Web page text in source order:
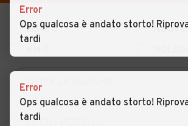
Auto Nuove
Noleggio a lungo termine
Auto d'epoca
Moto
Camper
USATO
NUOVO
Error
Ops qualcosa è andato storto!
tardi
Error
Ops qualcosa è andato storto!
tardi